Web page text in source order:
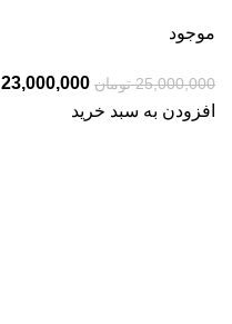
موجود
25,000,000 تومان قیمت
اصلی:
23,000,000
افزودن به سبد خرید